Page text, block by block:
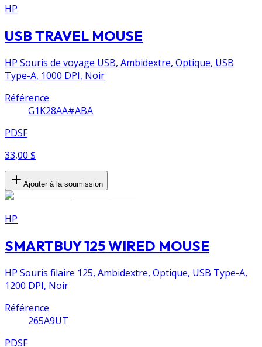
HP
USB TRAVEL MOUSE
HP Souris de voyage USB, Ambidextre, Optique, USB
Type-A, 1000 DPI, Noir
Référence
G1K28AA#ABA
PDSF
33,00 $
Ajouter à la soumission
HP
SMARTBUY 125 WIRED MOUSE
HP Souris filaire 125, Ambidextre, Optique, USB Type-A,
1200 DPI, Noir
Référence
265A9UT
PDSF